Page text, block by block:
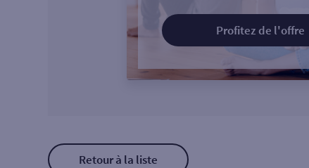
Profitez de l'offre
Retour à la liste